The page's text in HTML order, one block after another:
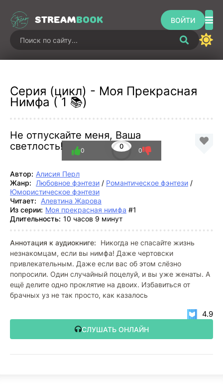
STREAMBOOK ВОЙТИ
Серия (цикл) - Моя Прекрасная
Нимфа ( 1 📚)
Не отпускайте меня, Ваша
светлость!
0
0 0
Автор: Алисия Перл
Жанр:
Любовное фэнтези / Романтическое фэнтези /
Юмористическое фэнтези
Читает:
Алевтина Жарова
Из серии: Моя прекрасная нимфа #1
Длительность: 10 часов 9 минут
Аннотация к аудиокниге:
Никогда не спасайте жизнь
незнакомцам, если вы нимфа! Даже чертовски
привлекательным. Даже если вас об этом слёзно
попросили. Один случайный поцелуй, и вы уже женаты. А
ещё делите одно проклятие на двоих. Избавиться от
брачных уз не так просто, как казалось
СЛУШАТЬ ОНЛАЙН
4.9